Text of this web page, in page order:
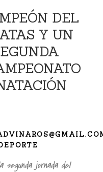
DEL
Y UN
segunda jornada del